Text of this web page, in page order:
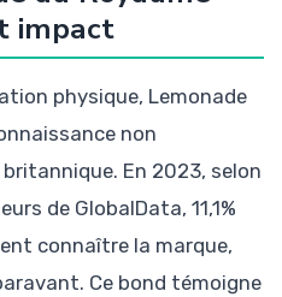
impact
physique, Lemonade
non
En 2023, selon
de GlobalData, 11,1%
connaître la marque,
Ce bond témoigne